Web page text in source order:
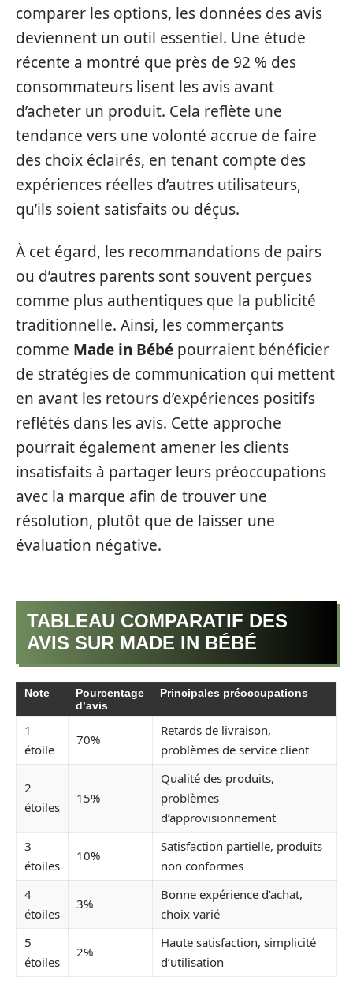
comparer les options, les données des avis
deviennent un outil essentiel. Une étude
récente a montré que près de 92 % des
consommateurs lisent les avis avant
d’acheter un produit. Cela reflète une
tendance vers une volonté accrue de faire
des choix éclairés, en tenant compte des
expériences réelles d’autres utilisateurs,
qu’ils soient satisfaits ou déçus.
À cet égard, les recommandations de pairs
ou d’autres parents sont souvent perçues
comme plus authentiques que la publicité
traditionnelle. Ainsi, les commerçants
comme Made in Bébé pourraient bénéficier
de stratégies de communication qui mettent
en avant les retours d’expériences positifs
reflétés dans les avis. Cette approche
pourrait également amener les clients
insatisfaits à partager leurs préoccupations
avec la marque afin de trouver une
résolution, plutôt que de laisser une
évaluation négative.
TABLEAU COMPARATIF DES
AVIS SUR MADE IN BÉBÉ
Note
Pourcentage
d’avis
Principales préoccupations
1
étoile
70%
Retards de livraison,
problèmes de service client
2
étoiles
15%
Qualité des produits,
problèmes
d’approvisionnement
3
étoiles
10%
Satisfaction partielle, produits
non conformes
4
étoiles
3%
Bonne expérience d’achat,
choix varié
5
étoiles
2%
Haute satisfaction, simplicité
d’utilisation